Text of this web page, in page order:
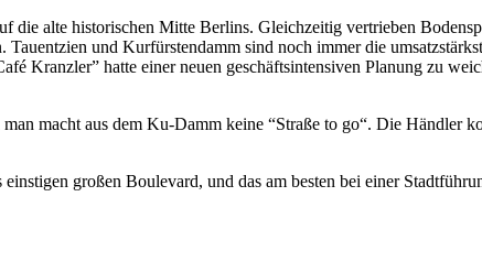
alte historischen Mitte Berlins. Gleichzeitig vertrieben
und Kurfürstendamm sind noch immer die
Kranzler” hatte einer neuen geschäftsintensiven Planung zu
macht aus dem Ku-Damm keine “Straße to go“. Die Händler
großen Boulevard, und das am besten bei einer